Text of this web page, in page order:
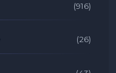
(916)
(26)